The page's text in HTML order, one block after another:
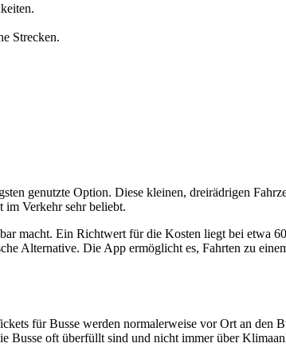
Strecken.
genutzte Option. Diese kleinen, dreirädrigen
Verkehr sehr beliebt.
macht. Ein Richtwert für die Kosten liegt bei etwa
Alternative. Die App ermöglicht es, Fahrten zu
für Busse werden normalerweise vor Ort an den
Busse oft überfüllt sind und nicht immer über